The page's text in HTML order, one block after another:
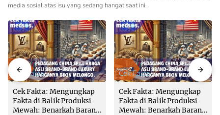
media sosial atas isu yang sedang hangat saat ini.
Cek Fakta
Cek Fakta: Mengungkap
Fakta di Balik Produksi
Mewah: Benarkah Barang
Cek Fakta
Cek Fakta: Mengungkap
Fakta di Balik Produksi
Mewah: Benarkah Barang